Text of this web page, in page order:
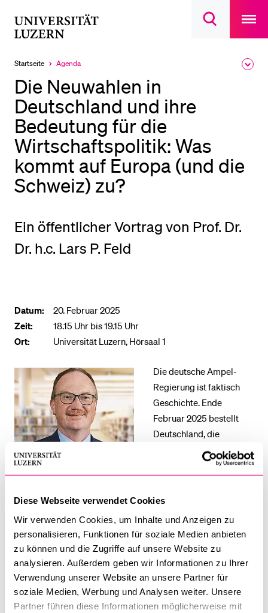
Diese Webseite verwendet Cookies
Wir verwenden Cookies, um Inhalte und Anzeigen zu
personalisieren, Funktionen für soziale Medien anbieten
zu können und die Zugriffe auf unsere Website zu
analysieren. Außerdem geben wir Informationen zu Ihrer
Verwendung unserer Website an unsere Partner für
soziale Medien, Werbung und Analysen weiter. Unsere
Partner führen diese Informationen möglicherweise mit
Suchdialog
main
Startseite
Aktuell
ausgewählt
Agenda
Die Neuwahlen in
Deutschland und ihre
Bedeutung für die
Wirtschaftspolitik: Was
kommt auf Europa (und die
Schweiz) zu?
Ein öffentlicher Vortrag von Prof. Dr.
Dr. h.c. Lars P. Feld
Datum:
20. Februar 2025
Zeit:
18.15 Uhr bis 19.15 Uhr
Ort:
Universität Luzern, Hörsaal 1
Die deutsche Ampel-
Regierung ist faktisch
Geschichte. Ende
Februar 2025 bestellt
Deutschland, die
leidende wirtschaftliche
Lokomotive Europas,
Ökonom Prof. Dr. Dr. h.c. Lars P. Feld analysiert die
Einsichten in die politischen Mechanismen eines
stagnierenden Landes und wagt einen Blick in die Zukunft
eines wichtigen Handelspartners.
Weitere Informationen finden Sie in derAgenda des
IWP
.
LETZTE SUCHEN
DIE UNI FÜR…
Schulklassen und Lehrpersonen
Studien­interessierte
Studierende
Forschende
Mitarbeitende
Stellensuchende
Förderer
Vorlesungsverzeichnis
Bibliothek
Sportangebot
Menuplan Mensa
Anmeldung und Zulassung